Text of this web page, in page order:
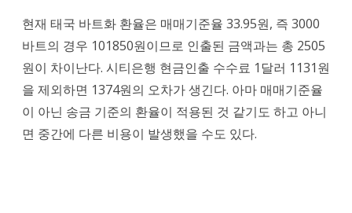
현재 태국 바트화 환율은 매매기준율 33.95원, 즉 3000
바트의 경우 101850원이므로 인출된 금액과는 총 2505
원이 차이난다. 시티은행 현금인출 수수료 1달러 1131원
을 제외하면 1374원의 오차가 생긴다. 아마 매매기준율
이 아닌 송금 기준의 환율이 적용된 것 같기도 하고 아니
면 중간에 다른 비용이 발생했을 수도 있다.